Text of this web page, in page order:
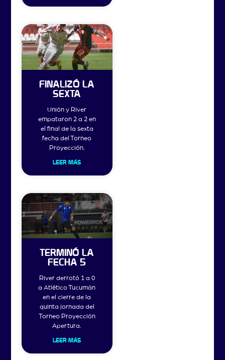
FINALIZÓ LA
SEXTA
Unión y River
empataron 2 a 2 en
el final de la sexta
fecha del Torneo
Proyección.
LEER MÁS
TERMINÓ LA
FECHA 5
River derrotó 1 a 0
a Atlético Tucumán
en el cierre de la
quinta jornada del
Torneo Proyección
Apertura.
LEER MÁS